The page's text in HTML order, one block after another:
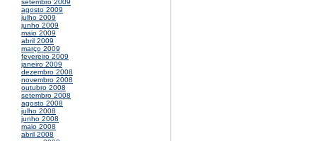
setembro 2009
agosto 2009
julho 2009
junho 2009
maio 2009
abril 2009
março 2009
fevereiro 2009
janeiro 2009
dezembro 2008
novembro 2008
outubro 2008
setembro 2008
agosto 2008
julho 2008
junho 2008
maio 2008
abril 2008